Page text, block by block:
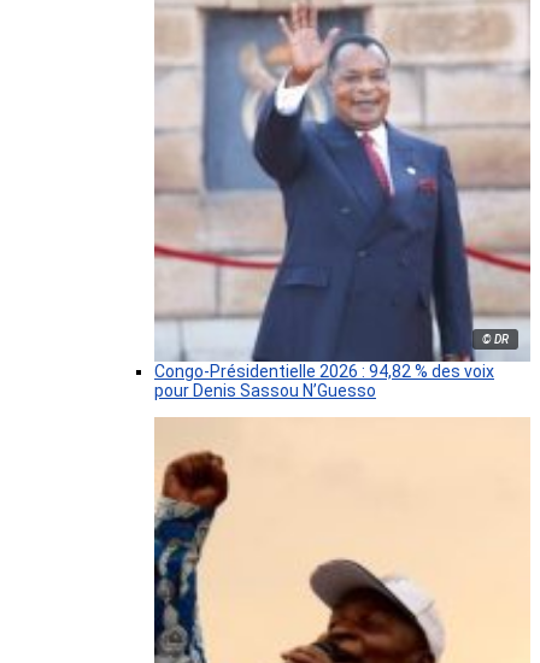
© DR
Congo-Présidentielle 2026 : 94,82 % des voix
pour Denis Sassou N’Guesso